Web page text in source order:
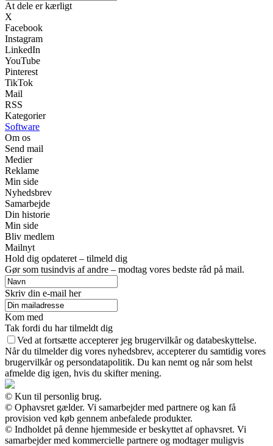
At dele er kærligt
X
Facebook
Instagram
LinkedIn
YouTube
Pinterest
TikTok
Mail
RSS
Kategorier
Software
Om os
Send mail
Medier
Reklame
Min side
Nyhedsbrev
Samarbejde
Din historie
Min side
Bliv medlem
Mailnyt
Hold dig opdateret – tilmeld dig
Gør som tusindvis af andre – modtag vores bedste råd på mail.
Skriv din e-mail her
Kom med
Tak fordi du har tilmeldt dig
Ved at fortsætte accepterer jeg brugervilkår og databeskyttelse.
Når du tilmelder dig vores nyhedsbrev, accepterer du samtidig vores
brugervilkår og persondatapolitik. Du kan nemt og når som helst
afmelde dig igen, hvis du skifter mening.
© Kun til personlig brug.
© Ophavsret gælder. Vi samarbejder med partnere og kan få
provision ved køb gennem anbefalede produkter.
© Indholdet på denne hjemmeside er beskyttet af ophavsret. Vi
samarbejder med kommercielle partnere og modtager muligvis